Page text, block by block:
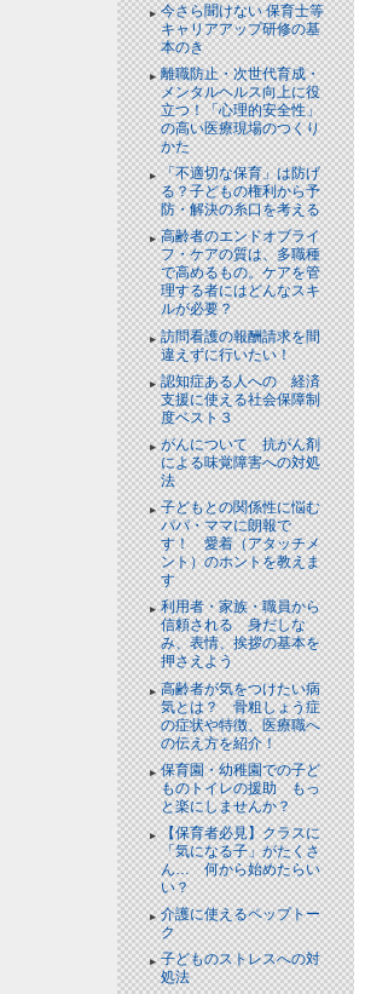
今さら聞けない 保育士等
キャリアアップ研修の基
本のき
離職防止・次世代育成・
メンタルヘルス向上に役
立つ！「心理的安全性」
の高い医療現場のつくり
かた
「不適切な保育」は防げ
る？子どもの権利から予
防・解決の糸口を考える
高齢者のエンドオブライ
フ・ケアの質は、多職種
で高めるもの。ケアを管
理する者にはどんなスキ
ルが必要？
訪問看護の報酬請求を間
違えずに行いたい！
認知症ある人への 経済
支援に使える社会保障制
度ベスト３
がんについて 抗がん剤
による味覚障害への対処
法
子どもとの関係性に悩む
パパ・ママに朗報で
す！ 愛着（アタッチメ
ント）のホントを教えま
す
利用者・家族・職員から
信頼される 身だしな
み、表情、挨拶の基本を
押さえよう
高齢者が気をつけたい病
気とは？ 骨粗しょう症
の症状や特徴、医療職へ
の伝え方を紹介！
保育園・幼稚園での子ど
ものトイレの援助 もっ
と楽にしませんか？
【保育者必見】クラスに
「気になる子」がたくさ
ん… 何から始めたらい
い？
介護に使えるペップトー
ク
子どものストレスへの対
処法